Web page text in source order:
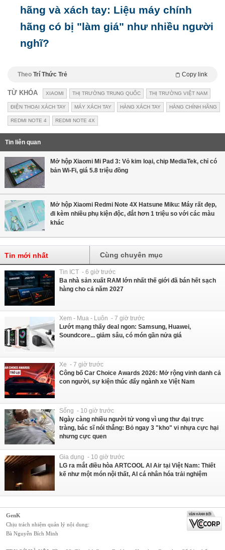
hãng và xách tay: Liệu máy chính
hãng có bị "làm giá" như nhiều người
nghĩ?
Theo Trí Thức Trẻ Copy link
TỪ KHÓA XIAOMI THỊ TRƯỜNG TRUNG QUỐC THỊ TRƯỜNG VIỆT NAM
ĐIỆN THOẠI XÁCH TAY MÁY XÁCH TAY HÀNG XÁCH TAY HÀNG CHÍNH HÃNG
REDMI NOTE 4 REDMI NOTE 4X
Tin liên quan
Mở hộp Xiaomi Mi Pad 3: Vỏ kim loại, chip MediaTek, chỉ có
bản Wi-Fi, giá 5.8 triệu đồng
Mở hộp Xiaomi Redmi Note 4X Hatsune Miku: Máy rất đẹp,
đi kèm nhiều phụ kiện độc, đắt hơn 1 triệu so với các màu
khác
Tin mới nhất Cùng chuyên mục
Tin ICT - 6 giờ trước
Ba nhà sản xuất RAM lớn nhất thế giới đã bán hết sạch
hàng cho cả năm 2027
Xem - Mua - Luôn - 7 giờ trước
Lướt mạng thấy deal ngon: Samsung, Huawei,
Soundcore... giảm sâu, có món gần nửa giá
Xe - 7 giờ trước
Công bố Car Choice Awards 2026: Mở rộng vinh danh cả
con người, sự kiện thúc đẩy ngành xe Việt Nam
Sống - 10 giờ trước
Ngày càng nhiều người tử vong vì ung thư đại trực
tràng, bác sĩ nói thẳng: Bỏ ngay 3 "kho" vi nhựa cực hại
nhưng cực quen
Gia dụng - 10 giờ trước
LG ra mắt điều hòa ARTCOOL AI Air tại Việt Nam: Thiết
kế như một món nội thất, AI cá nhân hóa trải nghiệm
GenK
Chịu trách nhiệm quản lý nội dung:
Bà Nguyễn Bích Minh